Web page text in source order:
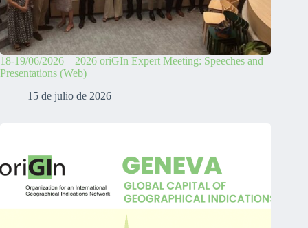
18-19/06/2026 – 2026 oriGIn Expert Meeting: Speeches and
Presentations (Web)
15 de julio de 2026